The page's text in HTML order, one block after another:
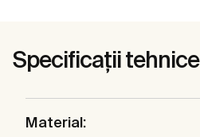
Specificații tehnice
Material: